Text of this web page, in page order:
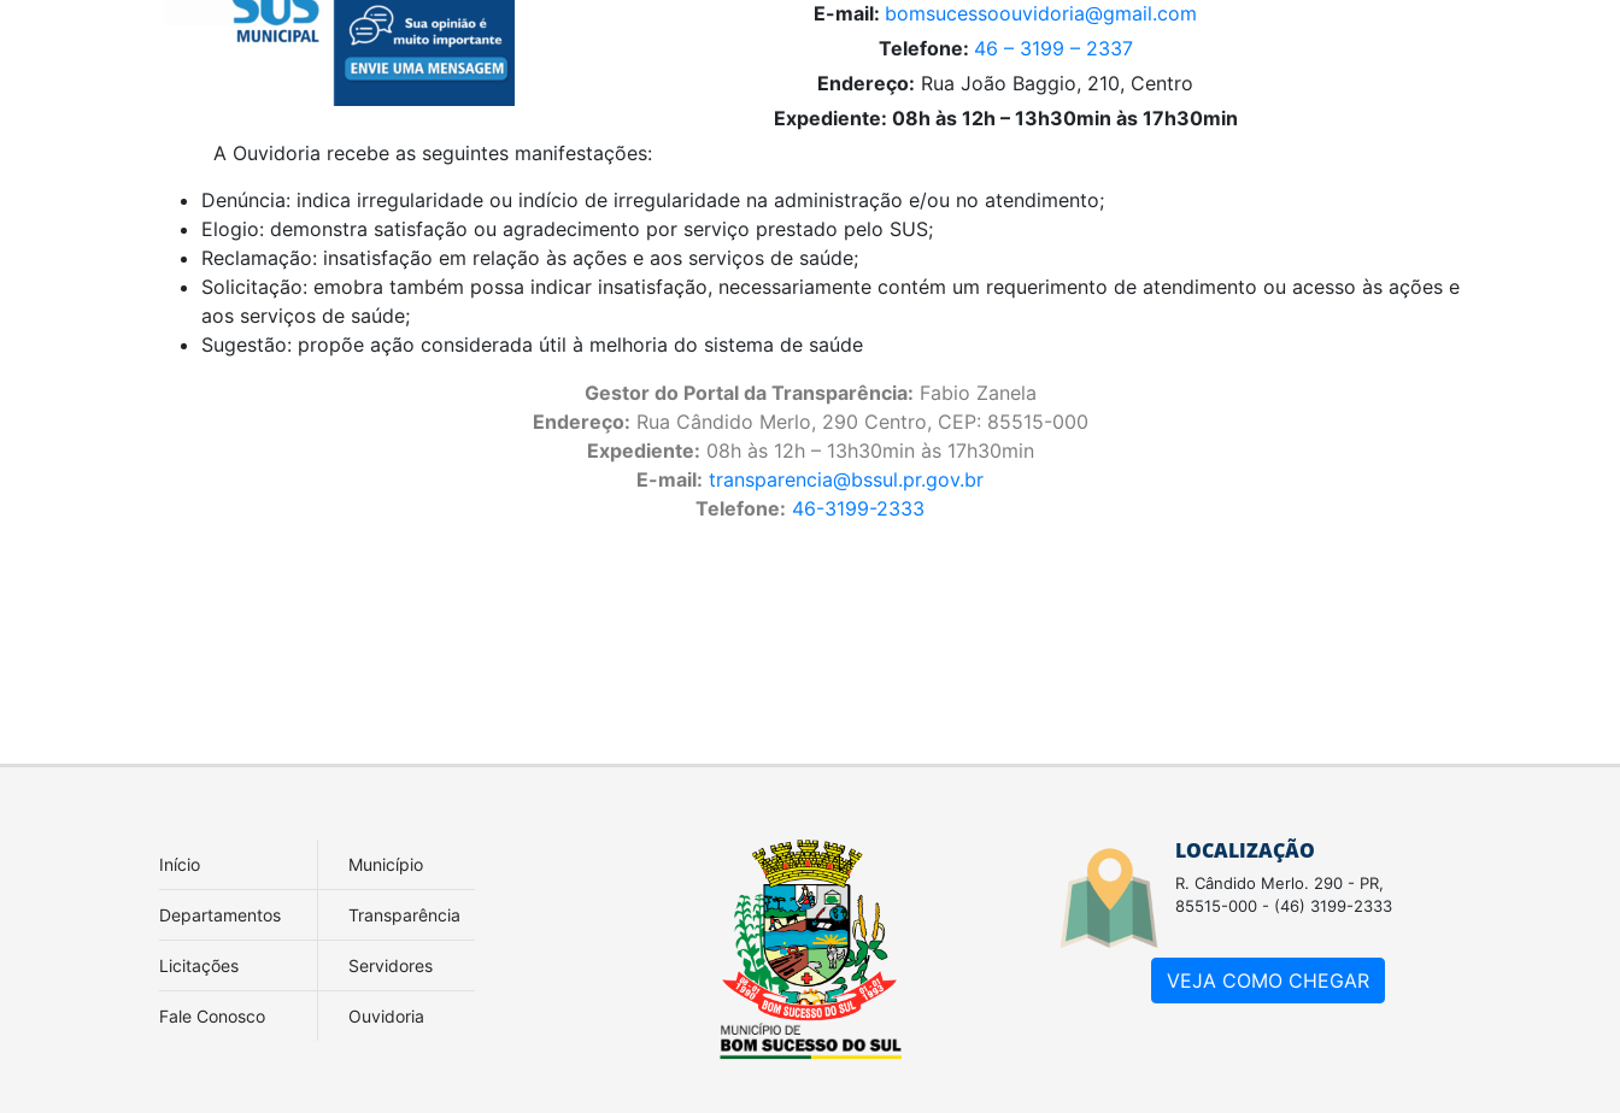
E-mail: bomsucessoouvidoria@gmail.com
Telefone: 46 – 3199 – 2337
Endereço: Rua João Baggio, 210, Centro
Expediente: 08h às 12h – 13h30min às 17h30min
A Ouvidoria recebe as seguintes manifestações:
Denúncia: indica irregularidade ou indício de irregularidade na administração e/ou no atendimento;
Elogio: demonstra satisfação ou agradecimento por serviço prestado pelo SUS;
Reclamação: insatisfação em relação às ações e aos serviços de saúde;
Solicitação: emobra também possa indicar insatisfação, necessariamente contém um requerimento de atendimento ou acesso às ações e
aos serviços de saúde;
Sugestão: propõe ação considerada útil à melhoria do sistema de saúde
Gestor do Portal da Transparência: Fabio Zanela
Endereço: Rua Cândido Merlo, 290 Centro, CEP: 85515-000
Expediente: 08h às 12h – 13h30min às 17h30min
E-mail: transparencia@bssul.pr.gov.br
Telefone: 46-3199-2333
Início Município
Departamentos Transparência
Licitações Servidores
Fale Conosco Ouvidoria
LOCALIZAÇÃO
R. Cândido Merlo. 290 - PR,
85515-000 - (46) 3199-2333
VEJA COMO CHEGAR